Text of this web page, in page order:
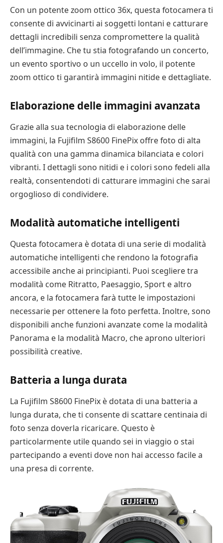
Con un potente zoom ottico 36x, questa fotocamera ti
consente di avvicinarti ai soggetti lontani e catturare
dettagli incredibili senza compromettere la qualità
dell’immagine. Che tu stia fotografando un concerto,
un evento sportivo o un uccello in volo, il potente
zoom ottico ti garantirà immagini nitide e dettagliate.
Elaborazione delle immagini avanzata
Grazie alla sua tecnologia di elaborazione delle
immagini, la Fujifilm S8600 FinePix offre foto di alta
qualità con una gamma dinamica bilanciata e colori
vibranti. I dettagli sono nitidi e i colori sono fedeli alla
realtà, consentendoti di catturare immagini che sarai
orgoglioso di condividere.
Modalità automatiche intelligenti
Questa fotocamera è dotata di una serie di modalità
automatiche intelligenti che rendono la fotografia
accessibile anche ai principianti. Puoi scegliere tra
modalità come Ritratto, Paesaggio, Sport e altro
ancora, e la fotocamera farà tutte le impostazioni
necessarie per ottenere la foto perfetta. Inoltre, sono
disponibili anche funzioni avanzate come la modalità
Panorama e la modalità Macro, che aprono ulteriori
possibilità creative.
Batteria a lunga durata
La Fujifilm S8600 FinePix è dotata di una batteria a
lunga durata, che ti consente di scattare centinaia di
foto senza doverla ricaricare. Questo è
particolarmente utile quando sei in viaggio o stai
partecipando a eventi dove non hai accesso facile a
una presa di corrente.